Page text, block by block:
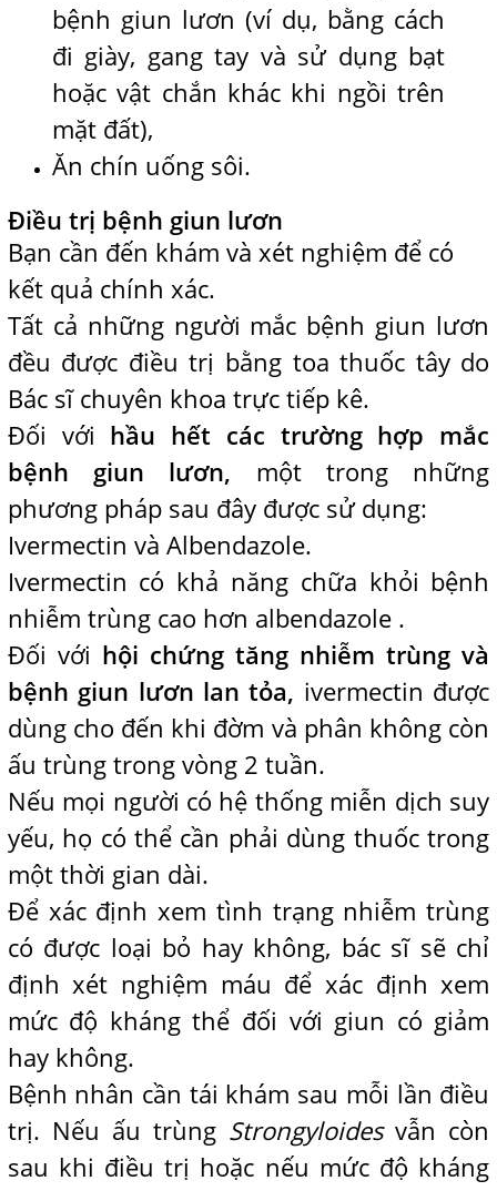
bệnh giun lươn (ví dụ, bằng cách
đi giày, gang tay và sử dụng bạt
hoặc vật chắn khác khi ngồi trên
mặt đất),
Ăn chín uống sôi.
Điều trị bệnh giun lươn
Bạn cần đến khám và xét nghiệm để có
kết quả chính xác.
Tất cả những người mắc bệnh giun lươn
đều được điều trị bằng toa thuốc tây do
Bác sĩ chuyên khoa trực tiếp kê.
Đối với hầu hết các trường hợp mắc
bệnh giun lươn, một trong những
phương pháp sau đây được sử dụng:
Ivermectin và Albendazole.
Ivermectin có khả năng chữa khỏi bệnh
nhiễm trùng cao hơn albendazole .
Đối với hội chứng tăng nhiễm trùng và
bệnh giun lươn lan tỏa, ivermectin được
dùng cho đến khi đờm và phân không còn
ấu trùng trong vòng 2 tuần.
Nếu mọi người có hệ thống miễn dịch suy
yếu, họ có thể cần phải dùng thuốc trong
một thời gian dài.
Để xác định xem tình trạng nhiễm trùng
có được loại bỏ hay không, bác sĩ sẽ chỉ
định xét nghiệm máu để xác định xem
mức độ kháng thể đối với giun có giảm
hay không.
Bệnh nhân cần tái khám sau mỗi lần điều
trị. Nếu ấu trùng Strongyloidesvẫn còn
sau khi điều trị hoặc nếu mức độ kháng